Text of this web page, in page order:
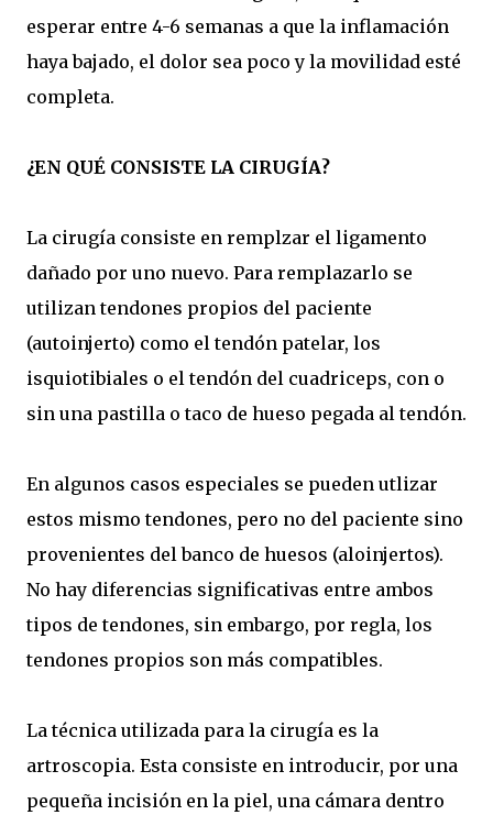
esperar entre 4-6 semanas a que la inflamación
haya bajado, el dolor sea poco y la movilidad esté
completa.
¿EN QUÉ CONSISTE LA CIRUGÍA?
La cirugía consiste en remplzar el ligamento
dañado por uno nuevo. Para remplazarlo se
utilizan tendones propios del paciente
(autoinjerto) como el tendón patelar, los
isquiotibiales o el tendón del cuadriceps, con o
sin una pastilla o taco de hueso pegada al tendón.
En algunos casos especiales se pueden utlizar
estos mismo tendones, pero no del paciente sino
provenientes del banco de huesos (aloinjertos).
No hay diferencias significativas entre ambos
tipos de tendones, sin embargo, por regla, los
tendones propios son más compatibles.
La técnica utilizada para la cirugía es la
artroscopia. Esta consiste en introducir, por una
pequeña incisión en la piel, una cámara dentro